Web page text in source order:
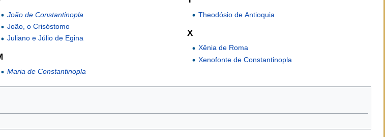
João de Constantinopla
João, o Crisóstomo
Juliano e Júlio de Egina
Maria de Constantinopla
Theodósio de Antioquia
X
Xênia de Roma
Xenofonte de Constantinopla